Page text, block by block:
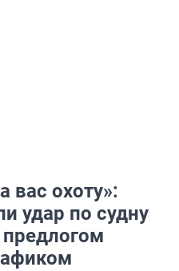
вас охоту»:
удар по судну